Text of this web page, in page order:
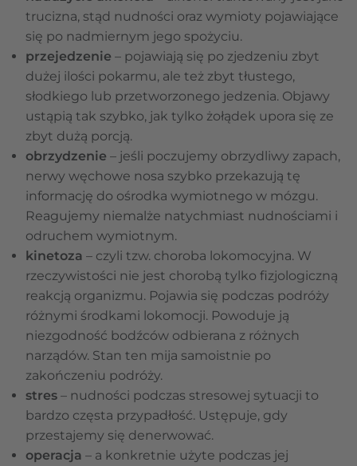
trucizna, stąd nudności oraz wymioty pojawiające
się po nadmiernym jego spożyciu.
przejedzenie – pojawiają się po zjedzeniu zbyt
dużej ilości pokarmu, ale też zbyt tłustego,
słodkiego lub przetworzonego jedzenia. Objawy
ustąpią tak szybko, jak tylko żołądek upora się ze
zbyt dużą porcją.
obrzydzenie – jeśli poczujemy obrzydliwy zapach,
nerwy węchowe nosa szybko przekazują tę
informację do ośrodka wymiotnego w mózgu.
Reagujemy niemalże natychmiast nudnościami i
odruchem wymiotnym.
kinetoza – czyli tzw. choroba lokomocyjna. W
rzeczywistości nie jest chorobą tylko fizjologiczną
reakcją organizmu. Pojawia się podczas podróży
różnymi środkami lokomocji. Powoduje ją
niezgodność bodźców odbierana z różnych
narządów. Stan ten mija samoistnie po
zakończeniu podróży.
stres – nudności podczas stresowej sytuacji to
bardzo częsta przypadłość. Ustępuje, gdy
przestajemy się denerwować.
operacja – a konkretnie użyte podczas jej